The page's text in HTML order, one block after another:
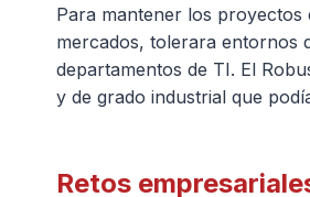
Para mantener los proyectos
mercados, tolerara entornos
departamentos de TI. El
y de grado industrial que
Retos